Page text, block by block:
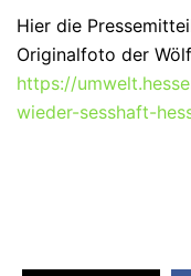
Hier die
Originalfoto der
https://
wieder-sesshaft-